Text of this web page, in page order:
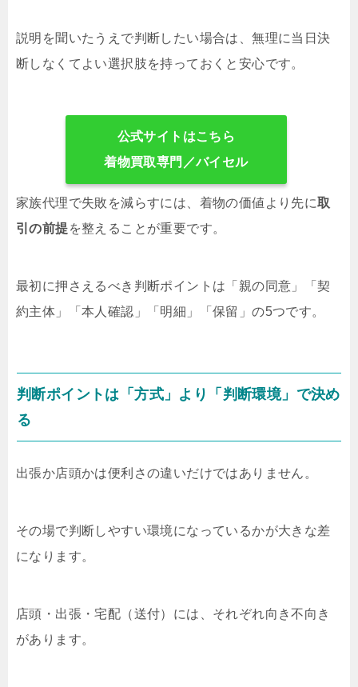
説明を聞いたうえで判断したい場合は、無理に当日決
断しなくてよい選択肢を持っておくと安心です。
公式サイトはこちら
着物買取専門／バイセル
家族代理で失敗を減らすには、着物の価値より先に取
引の前提を整えることが重要です。
最初に押さえるべき判断ポイントは「親の同意」「契
約主体」「本人確認」「明細」「保留」の5つです。
判断ポイントは「方式」より「判断環境」で決め
る
出張か店頭かは便利さの違いだけではありません。
その場で判断しやすい環境になっているかが大きな差
になります。
店頭・出張・宅配（送付）には、それぞれ向き不向き
があります。